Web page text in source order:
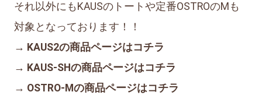
それ以外にもKAUSのトートや定番OSTROのMも
対象となっております！！
→ KAUS2の商品ページはコチラ
→ KAUS-SHの商品ページはコチラ
→ OSTRO-Mの商品ページはコチラ